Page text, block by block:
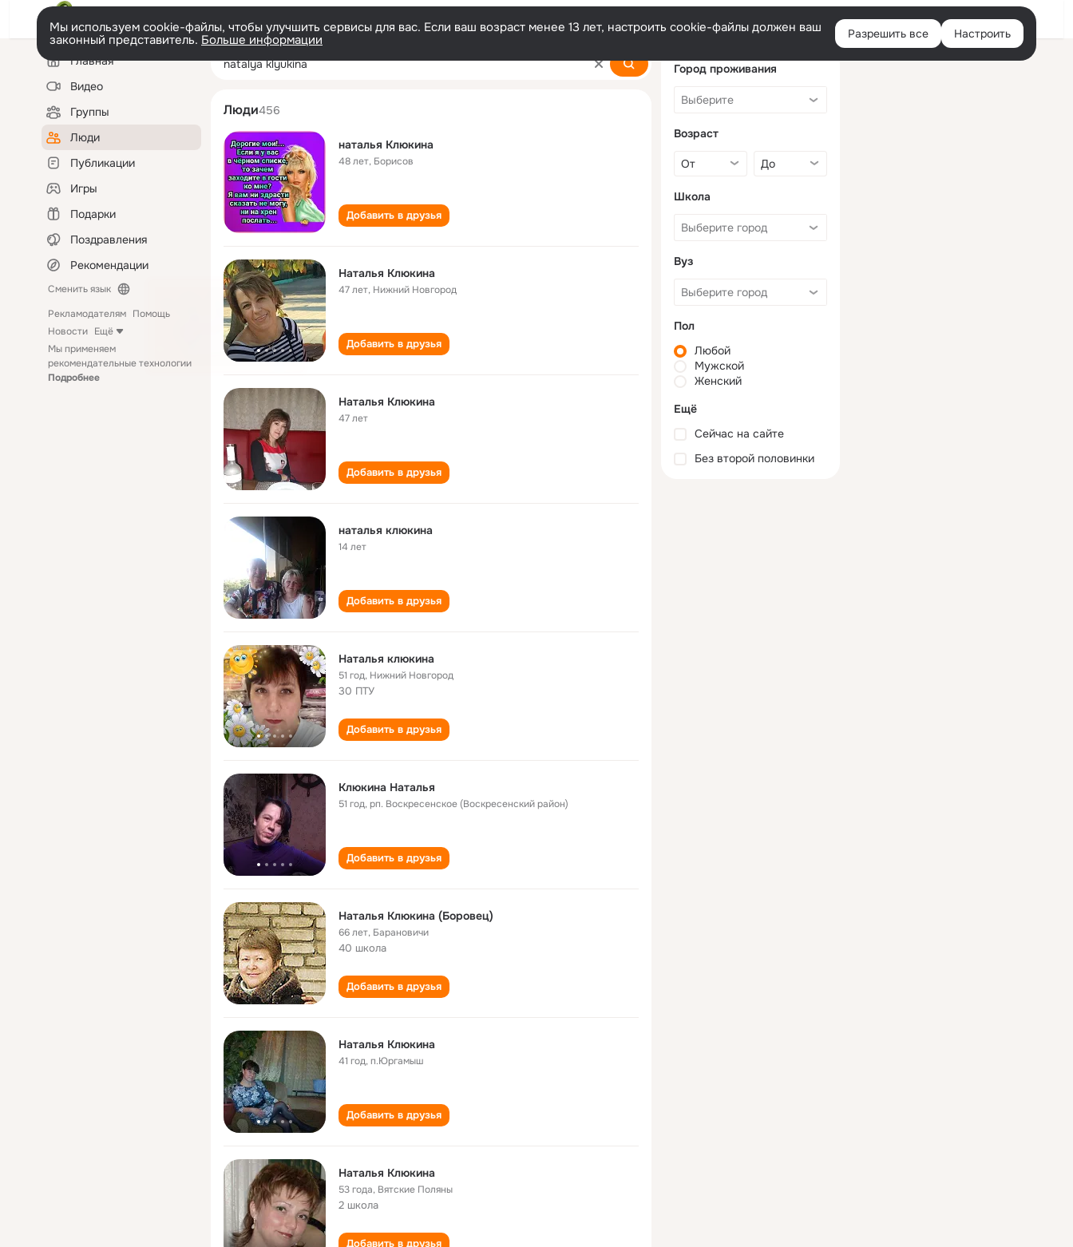
Войти
Мы используем cookie-файлы, чтобы улучшить сервисы для вас. Если ваш возраст менее 13 лет, настроить cookie-файлы должен ваш
законный представитель. Больше информации Разрешить все Настроить
Левая
колонкаГлавная
Видео
Группы
Люди
Публикации
Игры
Подарки
Поздравления
Рекомендации
Сменить язык
Рекламодателям Помощь
Новости Ещё
Мы применяем
рекомендательные технологии
Подробнее
natalya klyukina
Люди456
наталья Клюкина
48 лет, Борисов
Добавить в друзья
Наталья Клюкина
47 лет, Нижний Новгород
Добавить в друзья
Наталья Клюкина
47 лет
Добавить в друзья
наталья клюкина
14 лет
Добавить в друзья
Наталья клюкина
51 год, Нижний Новгород
30 ПТУ
Добавить в друзья
Клюкина Наталья
51 год,рп. Воскресенское (Воскресенский район)
Добавить в друзья
Наталья Клюкина (Боровец)
66 лет, Барановичи
40 школа
Добавить в друзья
Наталья Клюкина
41 год,п.Юргамыш
Добавить в друзья
Наталья Клюкина
53 года, Вятские Поляны
2 школа
Добавить в друзья
Город проживания
Возраст
Школа
Вуз
Пол
Любой
Мужской
Женский
Ещё
Сейчас на сайте
Без второй половинки